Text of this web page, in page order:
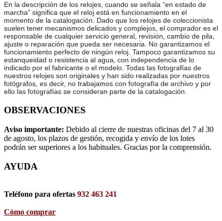
En la descripción de los relojes, cuando se señala “en estado de
marcha” significa que el reloj está en funcionamiento en el
momento de la catalogación. Dado que los relojes de coleccionista
suelen tener mecanismos delicados y complejos, el comprador es el
responsable de cualquier servicio general, revisión, cambio de pila,
ajuste o reparación que pueda ser necesaria. No garantizamos el
funcionamiento perfecto de ningún reloj. Tampoco garantizamos su
estanqueidad o resistencia al agua, con independencia de lo
indicado por el fabricante o el modelo. Todas las fotografías de
nuestros relojes son originales y han sido realizadas por nuestros
fotógrafos, es decir, no trabajamos con fotografía de archivo y por
ello las fotografías se consideran parte de la catalogación.
OBSERVACIONES
Aviso importante: Debido al cierre de nuestras oficinas del 7 al 30
de agosto, los plazos de gestión, recogida y envío de los lotes
podrán ser superiores a los habituales. Gracias por la comprensión.
AYUDA
Teléfono para ofertas 932 463 241
Cómo comprar